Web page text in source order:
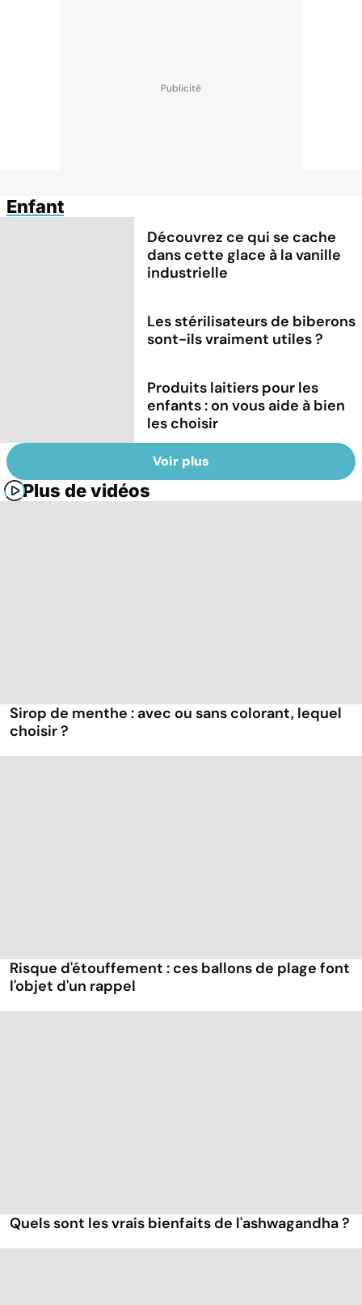
Enfant
Découvrez ce qui se cache
dans cette glace à la vanille
industrielle
Les stérilisateurs de biberons
sont-ils vraiment utiles ?
Produits laitiers pour les
enfants : on vous aide à bien
les choisir
Voir plus
Plus de vidéos
Sirop de menthe : avec ou sans colorant, lequel
choisir ?
Risque d'étouffement : ces ballons de plage font
l'objet d'un rappel
Quels sont les vrais bienfaits de l'ashwagandha ?